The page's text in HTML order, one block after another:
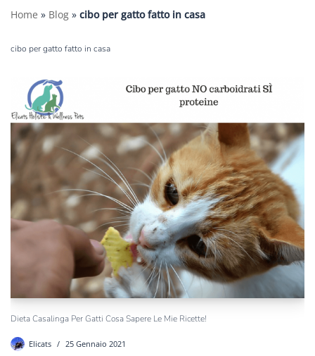
Home » Blog » cibo per gatto fatto in casa
cibo per gatto fatto in casa
Dieta Casalinga Per Gatti Cosa Sapere Le Mie Ricette!
Elicats 25 Gennaio 2021